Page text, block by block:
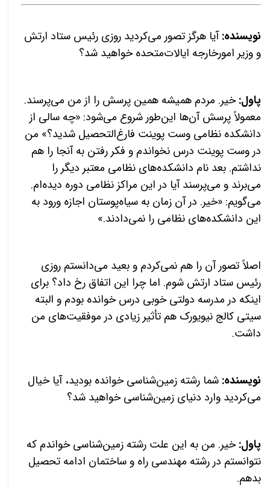
نویسنده:آیا هرگز تصور می‌کردید روزی رئیس ستاد ارتش
و وزیر امور‌خارجه ایالات‌متحده خواهید شد؟
پاول:خیر. مردم همیشه همین پرسش را از من می‌پرسند.
معمولاً پرسش آن‌ها این‌طور شروع می‌شود: «چه سالی از
دانشکده نظامی وست پوینت فارغ‌التحصيل شدید؟» من
در وست پوینت درس نخواندم و فکر رفتن به آنجا را هم
نداشتم. بعد نام دانشکده‌های نظامی معتبر دیگر را
می‌برند و می‌پرسند آیا در این مراکز نظامی دوره دیده‌ام.
می‌گویم: «خیر. در آن زمان به سیاه‌پوستان اجازه ورود به
این دانشکده‌های نظامی را نمی‌دادند.»
اصلاً تصور آن را هم نمی‌کردم و بعید می‌دانستم روزی
رئیس ستاد ارتش شوم. اما چرا این اتفاق رخ داد؟ برای
اینکه در مدرسه دولتی خوبی درس خوانده بودم و البته
سیتی کالج نیویورک هم تأثیر زیادی در موفقیت‌های من
داشت.
نویسنده: شما رشته زمین‌شناسی خوانده بودید، آیا خیال
می‌کردید وارد دنیای زمین‌شناسی خواهید شد؟
پاول:خیر. من به این علت رشته زمین‌شناسی خواندم که
نتوانستم در رشته مهندسی راه و ساختمان ادامه تحصیل
بدهم.